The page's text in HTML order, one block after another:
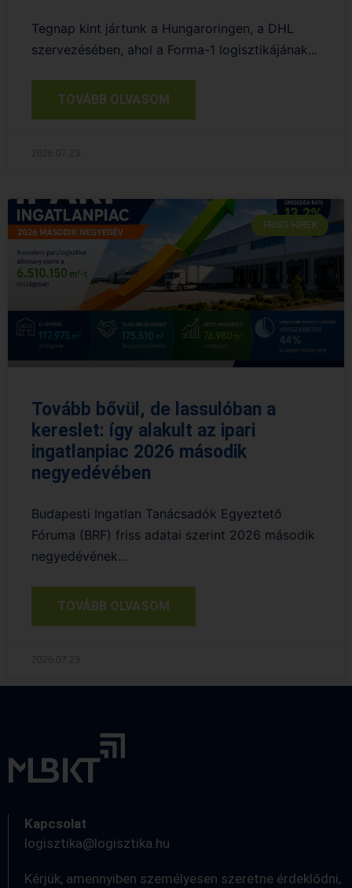
Tegnap kint jártunk a Hungaroringen, a DHL
szervezésében, ahol a Forma-1 logisztikájának...
TOVÁBB OLVASOM
FRISS HÍREK
Tovább bővül, de lassulóban a
kereslet: így alakult az ipari
ingatlanpiac 2026 második
negyedévében
Budapesti Ingatlan Tanácsadók Egyeztető
Fóruma (BRF) friss adatai szerint 2026 második
negyedévének...
TOVÁBB OLVASOM
Kapcsolat
logisztika@logisztika.hu
Kérjük, amennyiben személyesen szeretne érdeklődni,